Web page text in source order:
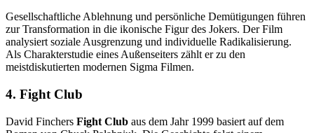
Gesellschaftliche Ablehnung und persönliche Demütigungen führen
zur Transformation in die ikonische Figur des Jokers. Der Film
analysiert soziale Ausgrenzung und individuelle Radikalisierung.
Als Charakterstudie eines Außenseiters zählt er zu den
meistdiskutierten modernen Sigma Filmen.
4. Fight Club
David Finchers Fight Club aus dem Jahr 1999 basiert auf dem